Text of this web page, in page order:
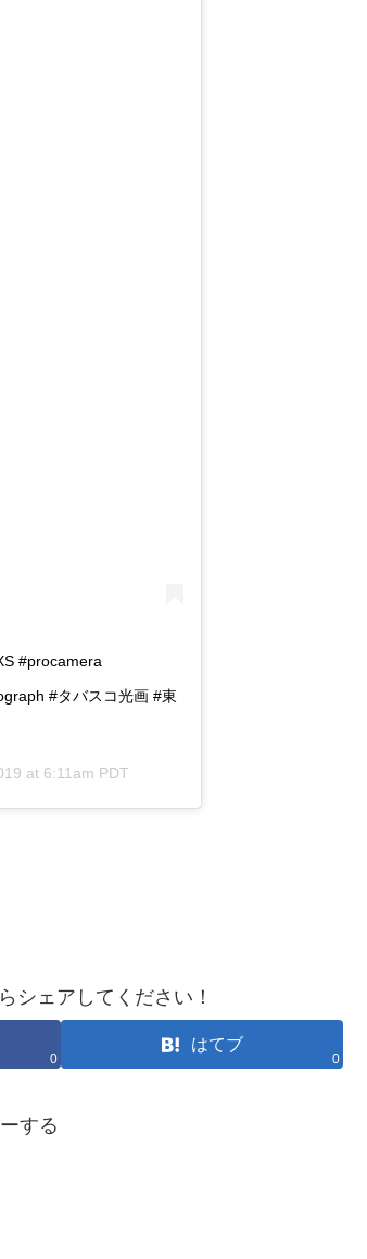
#procamera
#タバスコ光画 #東
at 6:11am PDT
シェアしてください！
0
はてブ
0
する